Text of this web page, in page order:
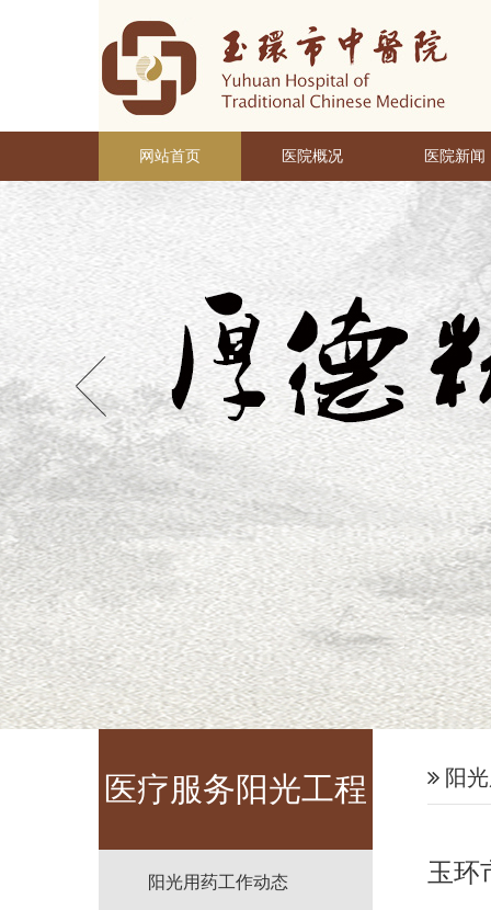
网站首页 医院概况 医院新闻
医疗服务阳光工程
阳光用药工作动态
阳
玉环